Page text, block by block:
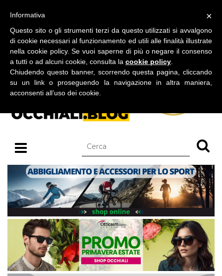
BLOG SU OCCHIALI DA SOLE E OCCHIALI DA VISTA
×
Informativa
Questo sito o gli strumenti terzi da questo utilizzati si avvalgono
di cookie necessari al funzionamento ed utili alle finalità illustrate
nella cookie policy. Se vuoi saperne di più o negare il consenso
a tutti o ad alcuni cookie, consulta la cookie policy
Chiudendo questo banner, scorrendo questa pagina, cliccando
su un link o proseguendo la navigazione in altra maniera,
acconsenti all’uso dei cookie.